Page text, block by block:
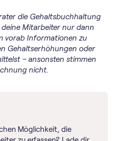
die Gehaltsbuchhaltung
Mitarbeiter nur dann
vorab Informationen zu
Gehaltserhöhungen oder
– ansonsten stimmen
nicht.
Möglichkeit, die